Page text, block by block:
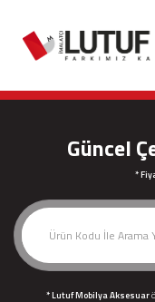
Güncel
*
* Lutuf Mobilya Aksesuar